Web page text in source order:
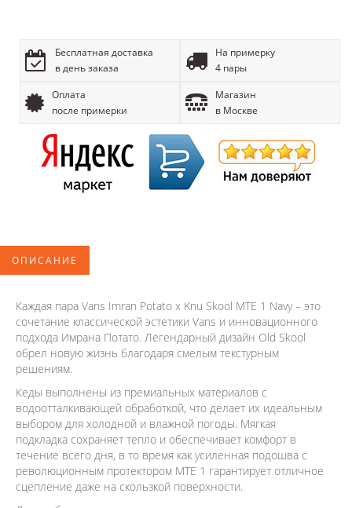
Бесплатная доставка
в день заказа
На примерку
4 пары
Оплата
после примерки
Магазин
в Москве
ОПИСАНИЕ
Каждая пара Vans Imran Potato x Knu Skool MTE 1 Navy – это
сочетание классической эстетики Vans и инновационного
подхода Имрана Потато. Легендарный дизайн Old Skool
обрел новую жизнь благодаря смелым текстурным
решениям.
Кеды выполнены из премиальных материалов с
водоотталкивающей обработкой, что делает их идеальным
выбором для холодной и влажной погоды. Мягкая
подкладка сохраняет тепло и обеспечивает комфорт в
течение всего дня, в то время как усиленная подошва с
революционным протектором MTE 1 гарантирует отличное
сцепление даже на скользкой поверхности.